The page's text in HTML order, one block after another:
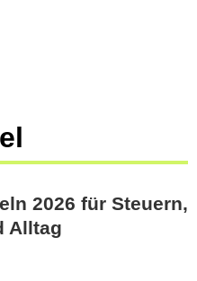
2026 für Steuern,
Alltag